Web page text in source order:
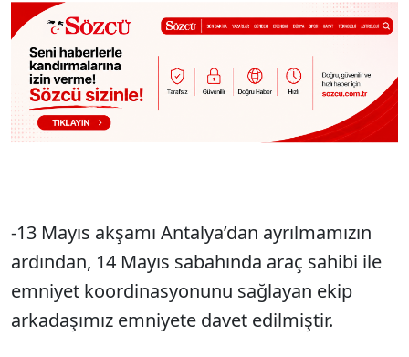
-13 Mayıs akşamı Antalya’dan ayrılmamızın
ardından, 14 Mayıs sabahında araç sahibi ile
emniyet koordinasyonunu sağlayan ekip
arkadaşımız emniyete davet edilmiştir.